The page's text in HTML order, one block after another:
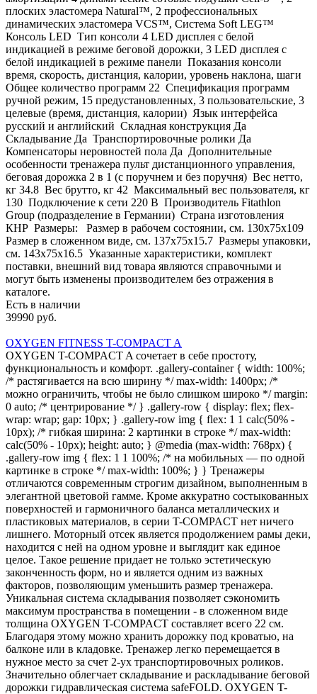
плоских эластомера Natural™, 2 профессиональных
динамических эластомера VCS™, Система Soft LEG™
Консоль LED Тип консоли 4 LED дисплея с белой
индикацией в режиме беговой дорожки, 3 LED дисплея с
белой индикацией в режиме панели Показания консоли
время, скорость, дистанция, калории, уровень наклона, шаги
Общее количество программ 22 Спецификация программ
ручной режим, 15 предустановленных, 3 пользовательские, 3
целевые (время, дистанция, калории) Язык интерфейса
русский и английский Складная конструкция Да
Складывание Да Транспортировочные ролики Да
Компенсаторы неровностей пола Да Дополнительные
особенности тренажера пульт дистанционного управления,
беговая дорожка 2 в 1 (с поручнем и без поручня) Вес нетто,
кг 34.8 Вес брутто, кг 42 Максимальный вес пользователя, кг
130 Подключение к сети 220 В Производитель Fitathlon
Group (подразделение в Германии) Страна изготовления
КНР Размеры: Размер в рабочем состоянии, см. 130х75x109
Размер в сложенном виде, см. 137х75x15.7 Размеры упаковки,
см. 143х75x16.5 Указанные характеристики, комплект
поставки, внешний вид товара являются справочными и
могут быть изменены производителем без отражения в
каталоге.
Есть в наличии
39990 руб.
OXYGEN FITNESS T-COMPACT A
OXYGEN T-COMPACT A сочетает в себе простоту,
функциональность и комфорт. .gallery-container { width: 100%;
/* растягивается на всю ширину */ max-width: 1400px; /*
можно ограничить, чтобы не было слишком широко */ margin:
0 auto; /* центрирование */ } .gallery-row { display: flex; flex-
wrap: wrap; gap: 10px; } .gallery-row img { flex: 1 1 calc(50% -
10px); /* гибкая ширина: 2 картинки в строке */ max-width:
calc(50% - 10px); height: auto; } @media (max-width: 768px) {
.gallery-row img { flex: 1 1 100%; /* на мобильных — по одной
картинке в строке */ max-width: 100%; } } Тренажеры
отличаются современным строгим дизайном, выполненным в
элегантной цветовой гамме. Кроме аккуратно состыкованных
поверхностей и гармоничного баланса металлических и
пластиковых материалов, в серии T-COMPACT нет ничего
лишнего. Моторный отсек является продолжением рамы деки,
находится с ней на одном уровне и выглядит как единое
целое. Такое решение придает не только эстетическую
законченность форм, но и является одним из важных
факторов, позволяющим уменьшить размер тренажера.
Уникальная система складывания позволяет сэкономить
максимум пространства в помещении - в сложенном виде
толщина OXYGEN T-COMPACT составляет всего 22 см.
Благодаря этому можно хранить дорожку под кроватью, на
балконе или в кладовке. Тренажер легко перемещается в
нужное место за счет 2-ух транспортировочных роликов.
Значительно облегчает складывание и раскладывание беговой
дорожки гидравлическая система safeFOLD. OXYGEN T-